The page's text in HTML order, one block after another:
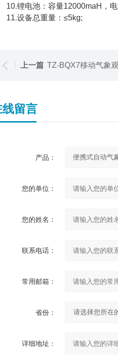
锂电池：容量12000maH，电
设备总重量：≤5kg;
上一篇 TZ-BQX7移动气象
线留言
产品：
您的单位：
您的姓名：
联系电话：
常用邮箱：
省份：
详细地址：